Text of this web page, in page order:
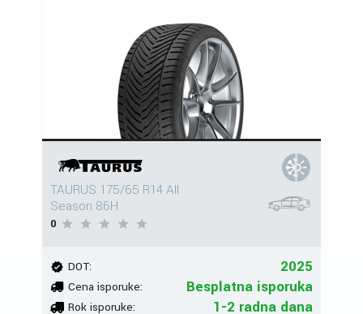
TAURUS 175/65 R14 All
Season 86H
0
DOT: 2025
Cena isporuke: Besplatna isporuka
Rok isporuke: 1-2 radna dana